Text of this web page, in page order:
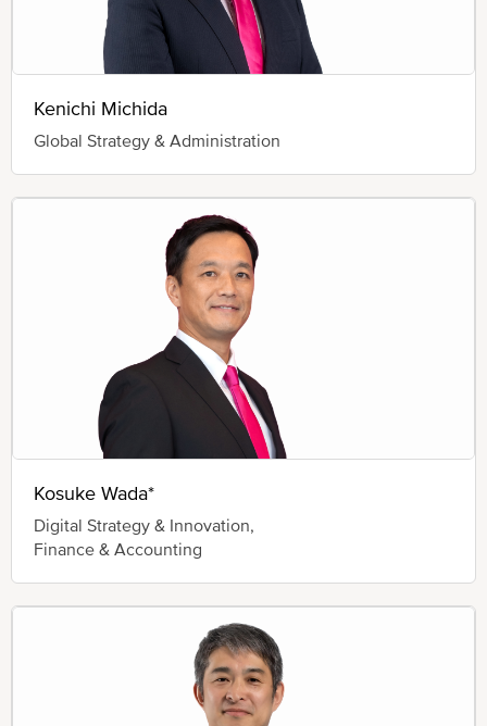
Kenichi Michida
Global Strategy & Administration
Kosuke Wada*
Digital Strategy & Innovation,
Finance & Accounting